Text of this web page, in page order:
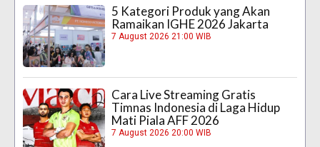
5 Kategori Produk yang Akan
Ramaikan IGHE 2026 Jakarta
7 August 2026 21:00 WIB
Cara Live Streaming Gratis
Timnas Indonesia di Laga Hidup
Mati Piala AFF 2026
7 August 2026 20:00 WIB